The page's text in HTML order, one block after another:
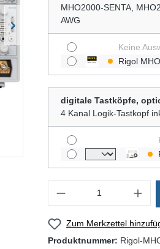
MHO2000-SENTA,
AWG
Keine
Rigol
digitale Tastköpfe,
4 Kanal Logik-Tastkopf
Zum Merkzettel
Produktnummer: Rigol-